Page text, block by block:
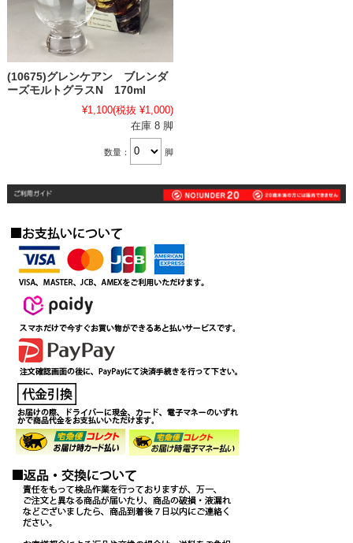
(10675)グレンケアン ブレンダ
ーズモルトグラスN 170ml
¥1,100(税抜 ¥1,000)
在庫 8 脚
数量： 脚